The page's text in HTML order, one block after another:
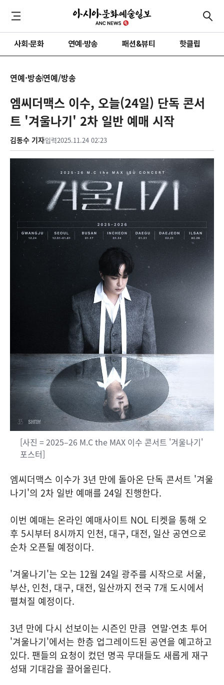
사회·문화 연예·방송 패션&뷰티 핫클립
연예·방송연예/방송
엠씨더맥스 이수, 오늘(24일) 단독 콘서
트 '겨울나기' 2차 일반 예매 시작
김동수 기자입력2025.11.24 02:23
[사진 = 2025–26 M.C the MAX 이수 콘서트 '겨울나기'
포스터]
엠씨더맥스 이수가 3년 만에 돌아온 단독 콘서트 '겨울
나기'의 2차 일반 예매를 24일 진행한다.
이번 예매는 온라인 예매사이트 NOL 티켓을 통해 오
후 5시부터 8시까지 인천, 대구, 대전, 일산 공연으로
순차 오픈될 예정이다.
'겨울나기'는 오는 12월 24일 광주를 시작으로 서울,
부산, 인천, 대구, 대전, 일산까지 전국 7개 도시에서
펼쳐질 예정이다.
3년 만에 다시 선보이는 시즌인 만큼 연말·연초 투어
'겨울나기'에서는 한층 업그레이드된 공연을 예고하고
있다. 팬들의 요청이 컸던 명곡 무대들도 새롭게 재구
성돼 기대감을 끌어올린다.